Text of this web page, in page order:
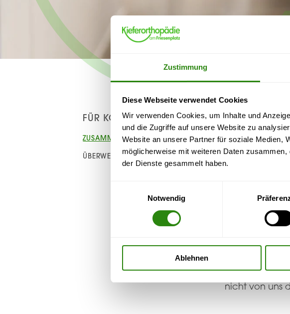
Zustimmung
Diese Webseite verwendet Cookies
Wir verwenden Cookies, um Inhalte und
und die Zugriffe auf unsere Website zu
Website an unsere Partner für soziale Medien,
möglicherweise mit weiteren Daten
der Dienste gesammelt haben.
Notwendig
Ablehnen
FÜR KOLLEGEN
ZUSAMMENARBEIT
ÜBERWEISERCARD
GUTE
einem Gros
eine
wichtig, stets
Professionelle
nicht von uns